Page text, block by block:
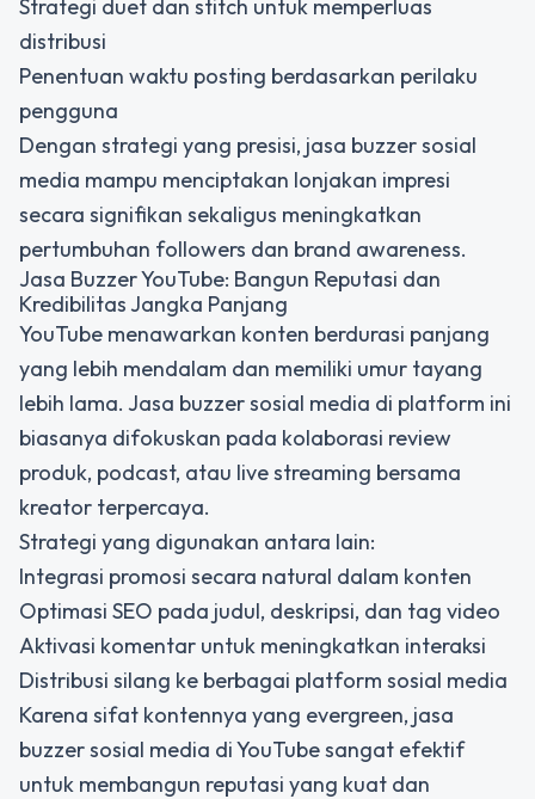
Strategi duet dan stitch untuk memperluas
distribusi
Penentuan waktu posting berdasarkan perilaku
pengguna
Dengan strategi yang presisi, jasa buzzer sosial
media mampu menciptakan lonjakan impresi
secara signifikan sekaligus meningkatkan
pertumbuhan followers dan brand awareness.
Jasa Buzzer YouTube: Bangun Reputasi dan
Kredibilitas Jangka Panjang
YouTube menawarkan konten berdurasi panjang
yang lebih mendalam dan memiliki umur tayang
lebih lama. Jasa buzzer sosial media di platform ini
biasanya difokuskan pada kolaborasi review
produk, podcast, atau live streaming bersama
kreator terpercaya.
Strategi yang digunakan antara lain:
Integrasi promosi secara natural dalam konten
Optimasi SEO pada judul, deskripsi, dan tag video
Aktivasi komentar untuk meningkatkan interaksi
Distribusi silang ke berbagai platform sosial media
Karena sifat kontennya yang evergreen, jasa
buzzer sosial media di YouTube sangat efektif
untuk membangun reputasi yang kuat dan